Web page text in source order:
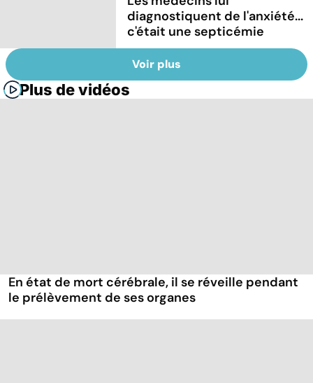
diagnostiquent de l'anxiété...
c'était une septicémie
Voir plus
Plus de vidéos
En état de mort cérébrale, il se réveille pendant
le prélèvement de ses organes